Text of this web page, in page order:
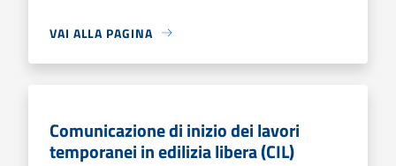
VAI ALLA PAGINA
Comunicazione di inizio dei lavori
temporanei in edilizia libera (CIL)